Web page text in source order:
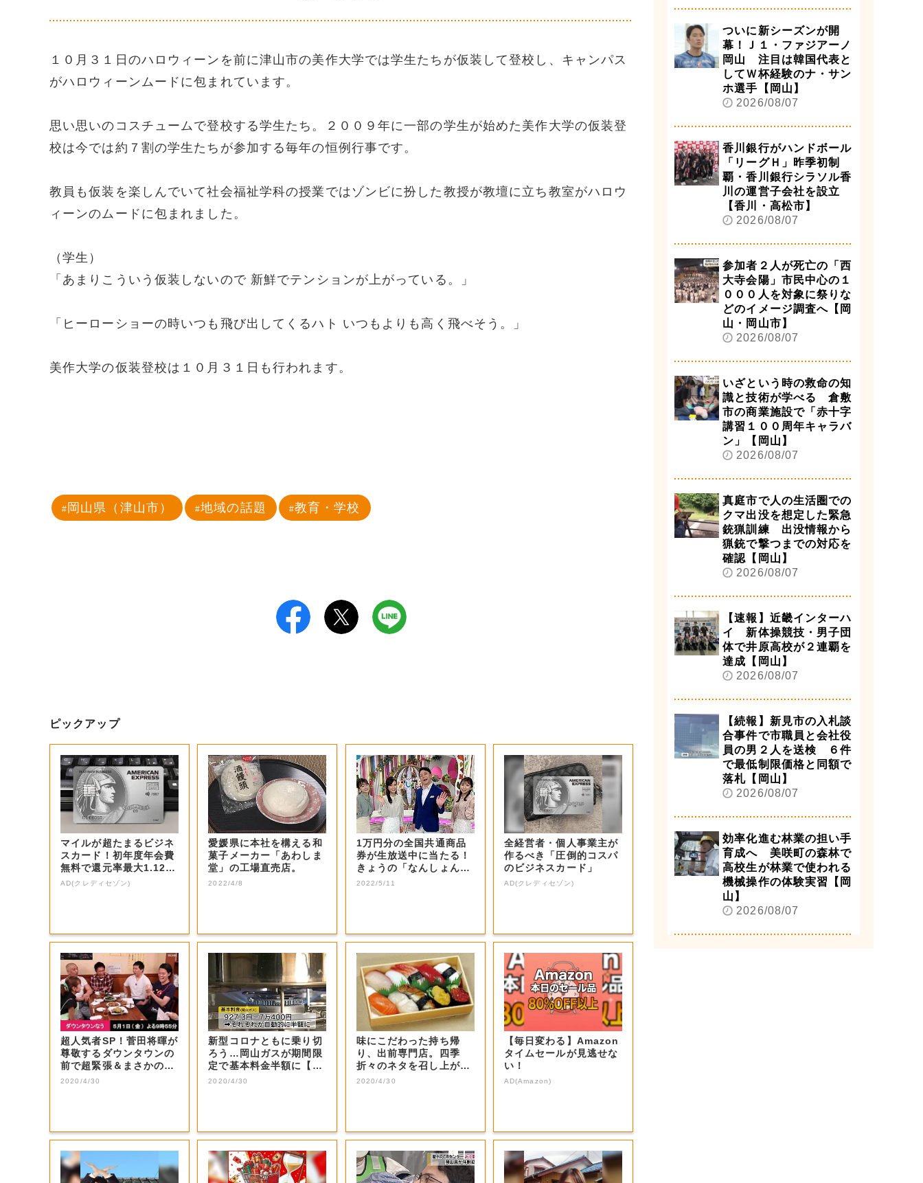
１０月３１日のハロウィーンを前に津山市の美作大学では学生たちが仮装して登校し、キャンパス
がハロウィーンムードに包まれています。
思い思いのコスチュームで登校する学生たち。２００９年に一部の学生が始めた美作大学の仮装登
校は今では約７割の学生たちが参加する毎年の恒例行事です。
教員も仮装を楽しんでいて社会福祉学科の授業ではゾンビに扮した教授が教壇に立ち教室がハロウ
ィーンのムードに包まれました。
（学生）
「あまりこういう仮装しないので 新鮮でテンションが上がっている。」
「ヒーローショーの時いつも飛び出してくるハト いつもよりも高く飛べそう。」
美作大学の仮装登校は１０月３１日も行われます。
岡山県（津山市） 地域の話題 教育・学校
ピックアップ
マイルが超たまるビジネ
スカード！初年度年会費
無料で還元率最大1.12
5%
AD(クレディセゾン)
愛媛県に本社を構える和
菓子メーカー「あわしま
堂」の工場直売店。
2022/4/8
1万円分の全国共通商品
券が生放送中に当たる！
きょうの「なんしょん？
生電話クイズ」...
2022/5/11
全経営者・個人事業主が
作るべき「圧倒的コスパ
のビジネスカード」
AD(クレディセゾン)
超人気者SP！菅田将暉が
尊敬するダウンタウンの
前で超緊張＆まさかの大
号泣！思いを...
2020/4/30
新型コロナともに乗り切
ろう…岡山ガスが期間限
定で基本料金半額に【岡
山・岡山市】
2020/4/30
味にこだわった持ち帰
り、出前専門店。四季
折々のネタを召し上が
れ。
2020/4/30
【毎日変わる】Amazon
タイムセールが見逃せな
い！
AD(Amazon)
ついに新シーズンが開
幕！Ｊ１・ファジアーノ
岡山 注目は韓国代表と
してＷ杯経験のナ・サン
ホ選手【岡山】
2026/08/07
香川銀行がハンドボール
「リーグＨ」昨季初制
覇・香川銀行シラソル香
川の運営子会社を設立
【香川・高松市】
2026/08/07
参加者２人が死亡の「西
大寺会陽」市民中心の１
０００人を対象に祭りな
どのイメージ調査へ【岡
山・岡山市】
2026/08/07
いざという時の救命の知
識と技術が学べる 倉敷
市の商業施設で「赤十字
講習１００周年キャラバ
ン」【岡山】
2026/08/07
真庭市で人の生活圏での
クマ出没を想定した緊急
銃猟訓練 出没情報から
猟銃で撃つまでの対応を
確認【岡山】
2026/08/07
【速報】近畿インターハ
イ 新体操競技・男子団
体で井原高校が２連覇を
達成【岡山】
2026/08/07
【続報】新見市の入札談
合事件で市職員と会社役
員の男２人を送検 ６件
で最低制限価格と同額で
落札【岡山】
2026/08/07
効率化進む林業の担い手
育成へ 美咲町の森林で
高校生が林業で使われる
機械操作の体験実習【岡
山】
2026/08/07